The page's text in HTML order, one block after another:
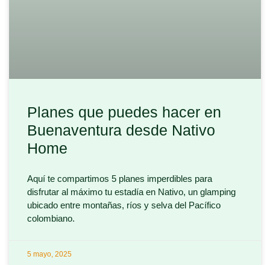
Planes que puedes hacer en
Buenaventura desde Nativo
Home
Aquí te compartimos 5 planes imperdibles para
disfrutar al máximo tu estadía en Nativo, un glamping
ubicado entre montañas, ríos y selva del Pacífico
colombiano.
5 mayo, 2025